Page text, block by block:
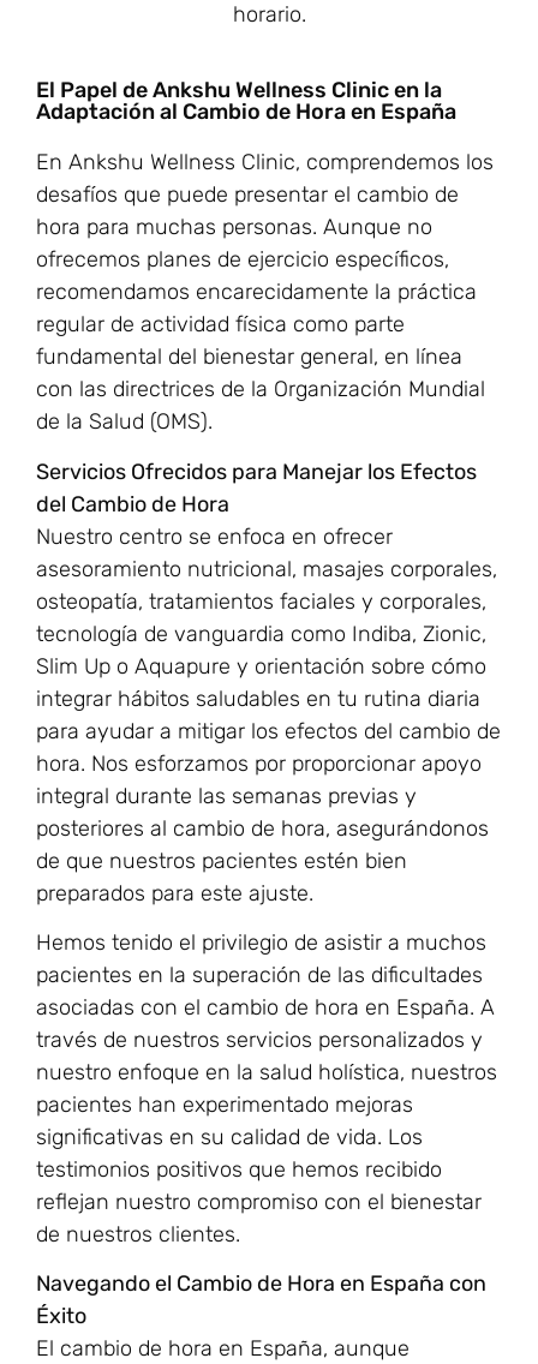
horario.
El Papel de Ankshu Wellness Clinic en la
Adaptación al Cambio de Hora en España
En Ankshu Wellness Clinic, comprendemos los
desafíos que puede presentar el cambio de
hora para muchas personas. Aunque no
ofrecemos planes de ejercicio específicos,
recomendamos encarecidamente la práctica
regular de actividad física como parte
fundamental del bienestar general, en línea
con las directrices de la Organización Mundial
de la Salud (OMS).
Servicios Ofrecidos para Manejar los Efectos
del Cambio de Hora
Nuestro centro se enfoca en ofrecer
asesoramiento nutricional, masajes corporales,
osteopatía, tratamientos faciales y corporales,
tecnología de vanguardia como Indiba, Zionic,
Slim Up o Aquapure y orientación sobre cómo
integrar hábitos saludables en tu rutina diaria
para ayudar a mitigar los efectos del cambio de
hora. Nos esforzamos por proporcionar apoyo
integral durante las semanas previas y
posteriores al cambio de hora, asegurándonos
de que nuestros pacientes estén bien
preparados para este ajuste.
Hemos tenido el privilegio de asistir a muchos
pacientes en la superación de las dificultades
asociadas con el cambio de hora en España. A
través de nuestros servicios personalizados y
nuestro enfoque en la salud holística, nuestros
pacientes han experimentado mejoras
significativas en su calidad de vida. Los
testimonios positivos que hemos recibido
reflejan nuestro compromiso con el bienestar
de nuestros clientes.
Navegando el Cambio de Hora en España con
Éxito
El cambio de hora en España, aunque